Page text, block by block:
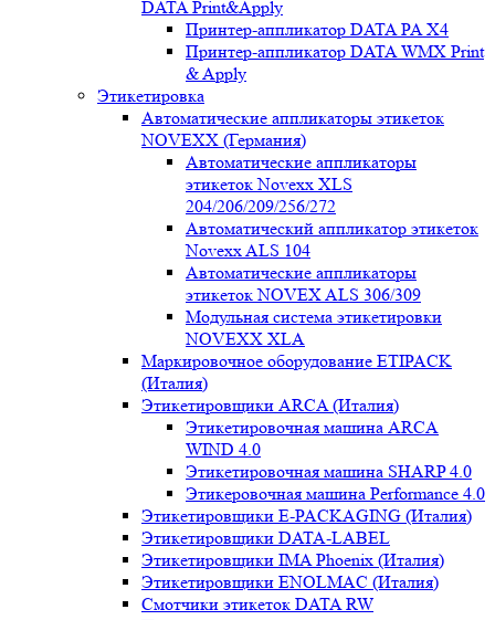
DATA Print&Apply
Принтер-аппликатор DATA PA Х4
Принтер-аппликатор DATA WMX Print
& Apply
Этикетировка
Автоматические аппликаторы этикеток
NOVEXX (Германия)
Автоматические аппликаторы
этикеток Novexx XLS
204/206/209/256/272
Автоматический аппликатор этикеток
Novexx ALS 104
Автоматические аппликаторы
этикеток NOVEX ALS 306/309
Модульная система этикетировки
NOVEXX XLA
Маркировочное оборудование ETIPACK
(Италия)
Этикетировщики ARCA (Италия)
Этикетировочная машина ARCA
WIND 4.0
Этикетировочная машина SHARP 4.0
Этикеровочная машина Performance 4.0
Этикетировщики E-PACKAGING (Италия)
Этикетировщики DATA-LABEL
Этикетировщики IMA Phoenix (Италия)
Этикетировщики ENOLMAC (Италия)
Смотчики этикеток DATA RW